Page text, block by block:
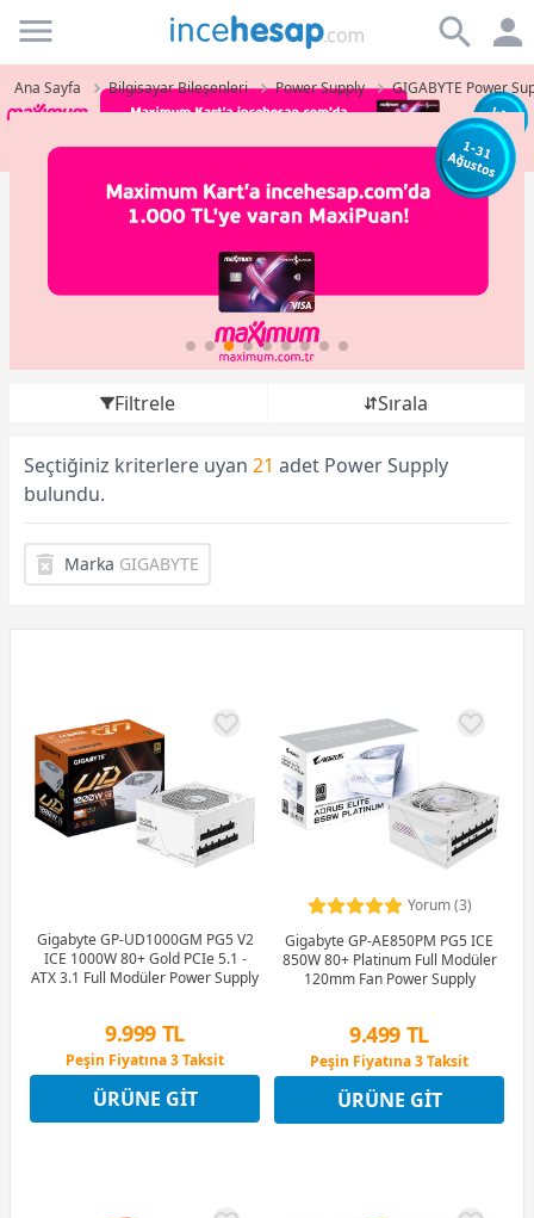
Incehesap
Ana Sayfa Bilgisayar Bileşenleri Power Supply GIGABYTE Power
Filtrele Sırala
Seçtiğiniz kriterlere uyan 21 adet Power Supply
bulundu.
Marka GIGABYTE
Gigabyte GP-UD1000GM PG5 V2
ICE 1000W 80+ Gold PCIe 5.1 -
ATX 3.1 Full Modüler Power Supply
9.999 TL
Peşin Fiyatına 3 Taksit
12 Ay x 1.176 TL taksitle
Peşin Fiyatına 3 Taksit
ÜRÜNE GIT
Yorum (3)
Gigabyte GP-AE850PM PG5 ICE
850W 80+ Platinum Full Modüler
120mm Fan Power Supply
9.499 TL
Peşin Fiyatına 3 Taksit
12 Ay x 1.117 TL taksitle
Peşin Fiyatına 3 Taksit
ÜRÜNE GIT